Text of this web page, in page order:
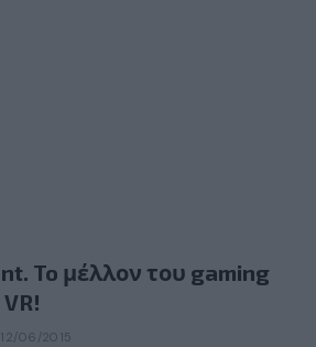
To μέλλον του gaming
12/06/2015